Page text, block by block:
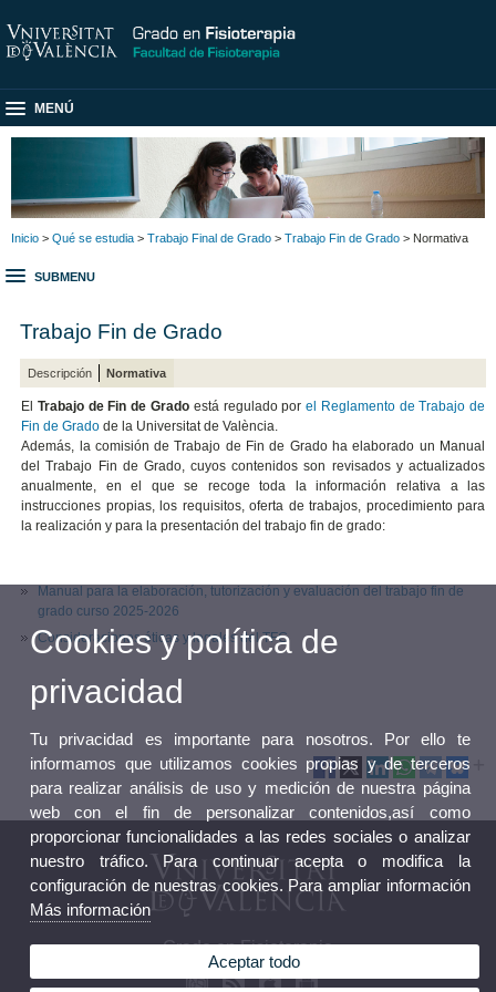
MENÚ
Inicio > Qué se estudia > Trabajo Final de Grado > Trabajo Fin de Grado > Normativa
SUBMENU
Trabajo Fin de Grado
Descripción Normativa
El Trabajo de Fin de Grado está regulado porel Reglamento de Trabajo de
Fin de Grado de la Universitat de València.
Además, la comisión de Trabajo de Fin de Grado ha elaborado un Manual
del Trabajo Fin de Grado, cuyos contenidos son revisados y actualizados
anualmente, en el que se recoge toda la información relativa a las
instrucciones propias, los requisitos, oferta de trabajos, procedimiento para
la realización y para la presentación del trabajo fin de grado:
Manual para la elaboración, tutorización y evaluación del trabajo fin de
grado curso 2025-2026
Consideraciones éticas y legales del TFG
Grado en Fisioterapia
Cookies y política de
privacidad
Tu privacidad es importante para nosotros. Por ello te
informamos que utilizamos cookies propias y de terceros
para realizar análisis de uso y medición de nuestra página
web con el fin de personalizar contenidos,así como
proporcionar funcionalidades a las redes sociales o analizar
nuestro tráfico. Para continuar acepta o modifica la
configuración de nuestras cookies. Para ampliar información
Más información
Aceptar todo